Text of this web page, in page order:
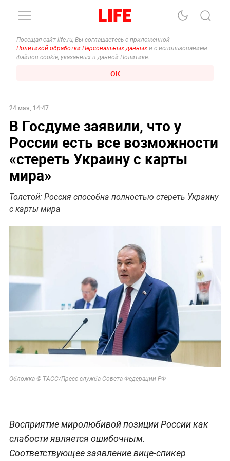
Посещая сайт life.ru, Вы соглашаетесь с приложенной
Политикой обработки Персональных данных и с использованием
файлов cookie, указанных в данной Политике.
ОК
24 мая, 14:47
В Госдуме заявили, что у
России есть все возможности
«стереть Украину с карты
мира»
Толстой: Россия способна полностью стереть Украину
с карты мира
Обложка © ТАСС/Пресс-служба Совета Федерации РФ
Восприятие миролюбивой позиции России как
слабости является ошибочным.
Соответствующее заявление вице-спикер